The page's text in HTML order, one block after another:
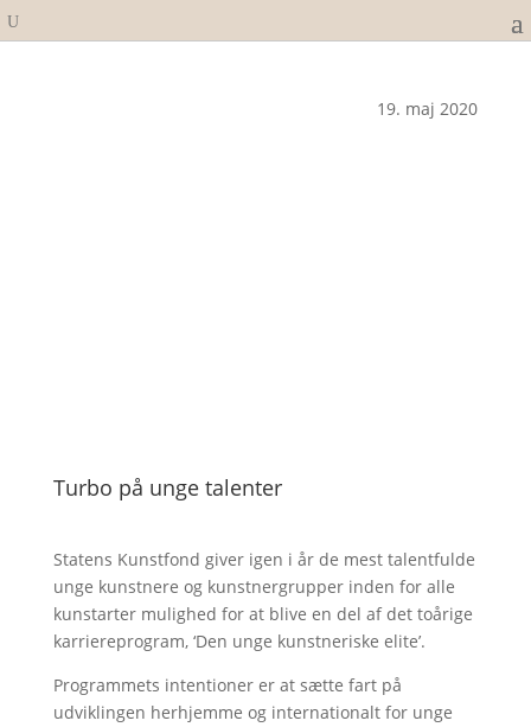
19. maj 2020
Turbo på unge talenter
Statens Kunstfond giver igen i år de mest talentfulde
unge kunstnere og kunstnergrupper inden for alle
kunstarter mulighed for at blive en del af det toårige
karriereprogram, ‘Den unge kunstneriske elite’.
Programmets intentioner er at sætte fart på
udviklingen herhjemme og internationalt for unge